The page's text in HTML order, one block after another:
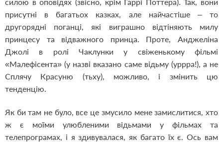
присутні в багатьох казках, але найчастіше – то
другорядні поганці, які виграшно відтіняють милу
принцесу та відважного принца. Проте, Анджеліна
Джолі в ролі Чаклунки у свіженькому фільмі
«Малефісента» (у назві вказано саме відьму (уррра!), а не
Сплячу Красуню (тьху), можливо, і змінить цю
тенденцію.
Як би там не було, все це змусило мене замислитися, хто
ж є моїми улюбленими відьмами у фільмах та
телепрограмах, і я здивувалася, як багато їх є. Ось вам